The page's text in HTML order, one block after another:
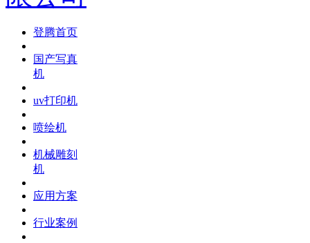
登腾首页
国产写真
机
uv打印机
喷绘机
机械雕刻
机
应用方案
行业案例